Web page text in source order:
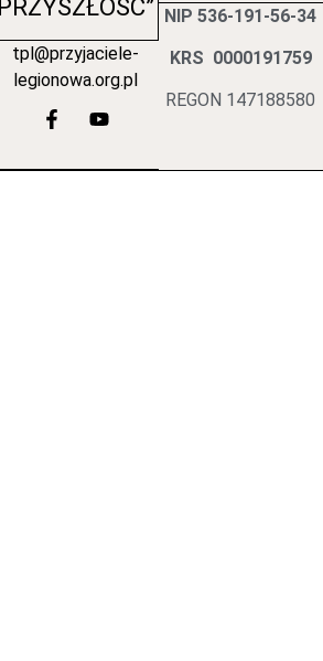
PRZYSZŁOŚĆ”
tpl@przyjaciele-
legionowa.org.pl
NIP 536-191-56-34
KRS 0000191759
REGON 147188580